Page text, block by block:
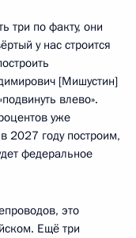
три по факту, они
у нас строится
[Мишустин]
влево».
уже
2027 году построим,
федеральное
это
Ещё три